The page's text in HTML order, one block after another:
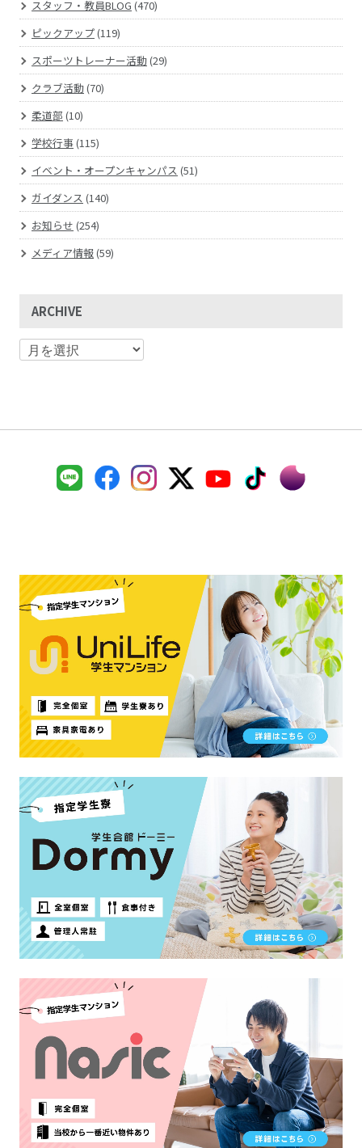
スタッフ・教員BLOG (470)
ピックアップ(119)
スポーツトレーナー活動(29)
クラブ活動(70)
柔道部 (10)
学校行事(115)
イベント・オープンキャンパス (51)
ガイダンス (140)
お知らせ (254)
メディア情報(59)
ARCHIVE